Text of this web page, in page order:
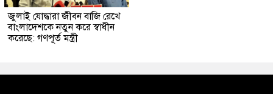
জুলাই যোদ্ধারা জীবন বাজি রেখে
বাংলাদেশকে নতুন করে স্বাধীন
করেছে: গণপূর্ত মন্ত্রী